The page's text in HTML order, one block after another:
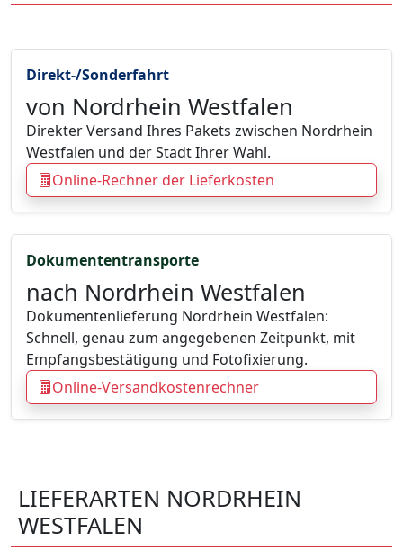
Direkt-/Sonderfahrt
von Nordrhein Westfalen
Direkter Versand Ihres Pakets zwischen Nordrhein
Westfalen und der Stadt Ihrer Wahl.
Online-Rechner der Lieferkosten
Dokumententransporte
nach Nordrhein Westfalen
Dokumentenlieferung Nordrhein Westfalen:
Schnell, genau zum angegebenen Zeitpunkt, mit
Empfangsbestätigung und Fotofixierung.
Online-Versandkostenrechner
LIEFERARTEN NORDRHEIN
WESTFALEN